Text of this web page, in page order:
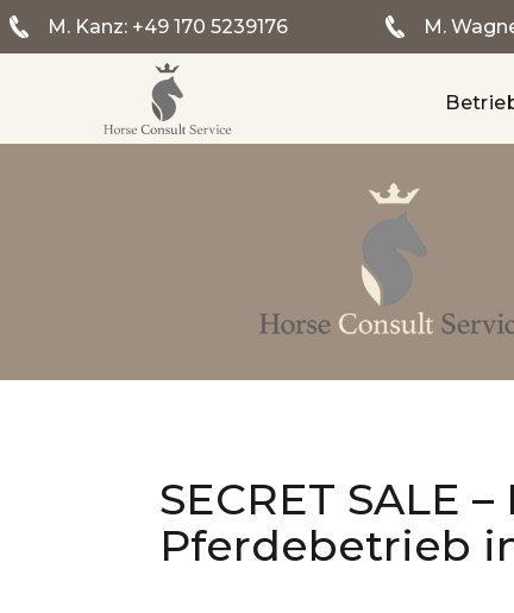
M. Kanz: +49 170 5239176 M.
SECRET SALE
Pferdebetrieb